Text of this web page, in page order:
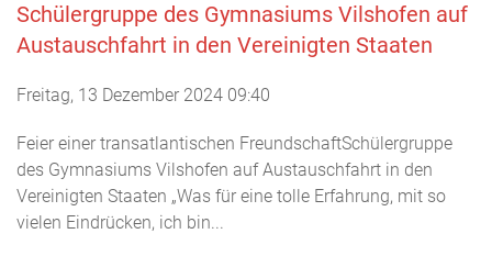
Schülergruppe des Gymnasiums Vilshofen auf
Austauschfahrt in den Vereinigten Staaten
Freitag, 13 Dezember 2024 09:40
Feier einer transatlantischen FreundschaftSchülergruppe
des Gymnasiums Vilshofen auf Austauschfahrt in den
Vereinigten Staaten „Was für eine tolle Erfahrung, mit so
vielen Eindrücken, ich bin...